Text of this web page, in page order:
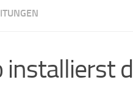
installierst